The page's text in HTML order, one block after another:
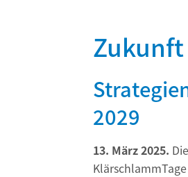
2029
13. März 2025.